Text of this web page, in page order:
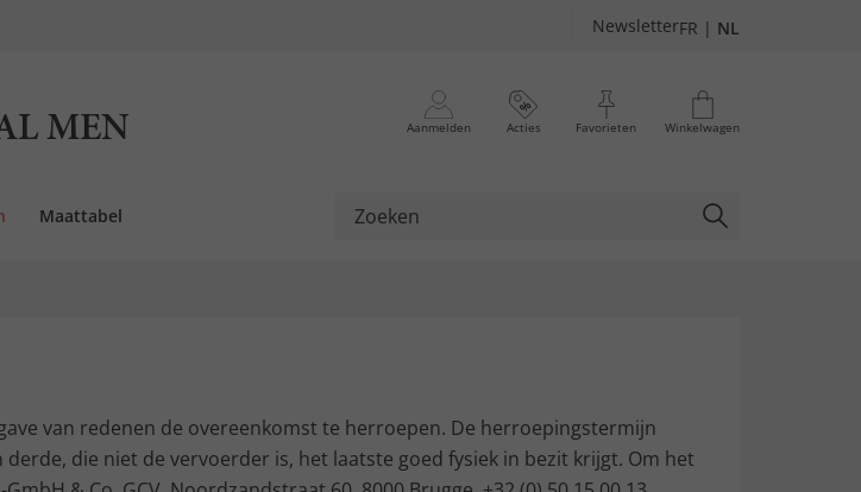
NewsletterFR | NL
MEN Aanmelden Acties Favorieten Winkelwagen
Maattabel
van redenen de overeenkomst te herroepen. De herroepingstermijn
die niet de vervoerder is, het laatste goed fysiek in bezit krijgt. Om het